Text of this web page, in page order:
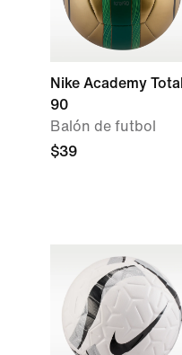
Nike Academy Total
90
Balón de futbol
$39